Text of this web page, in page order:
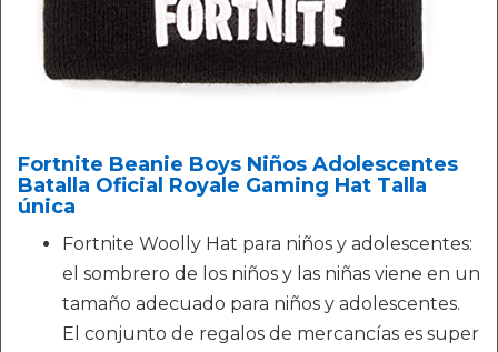
Fortnite Beanie Boys Niños Adolescentes
Batalla Oficial Royale Gaming Hat Talla
única
Fortnite Woolly Hat para niños y adolescentes:
el sombrero de los niños y las niñas viene en un
tamaño adecuado para niños y adolescentes.
El conjunto de regalos de mercancías es super